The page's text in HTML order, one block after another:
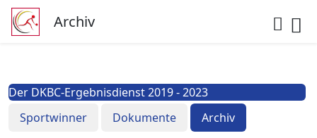
Archiv
Der DKBC-Ergebnisdienst 2019 - 2023
Sportwinner
Dokumente Archiv